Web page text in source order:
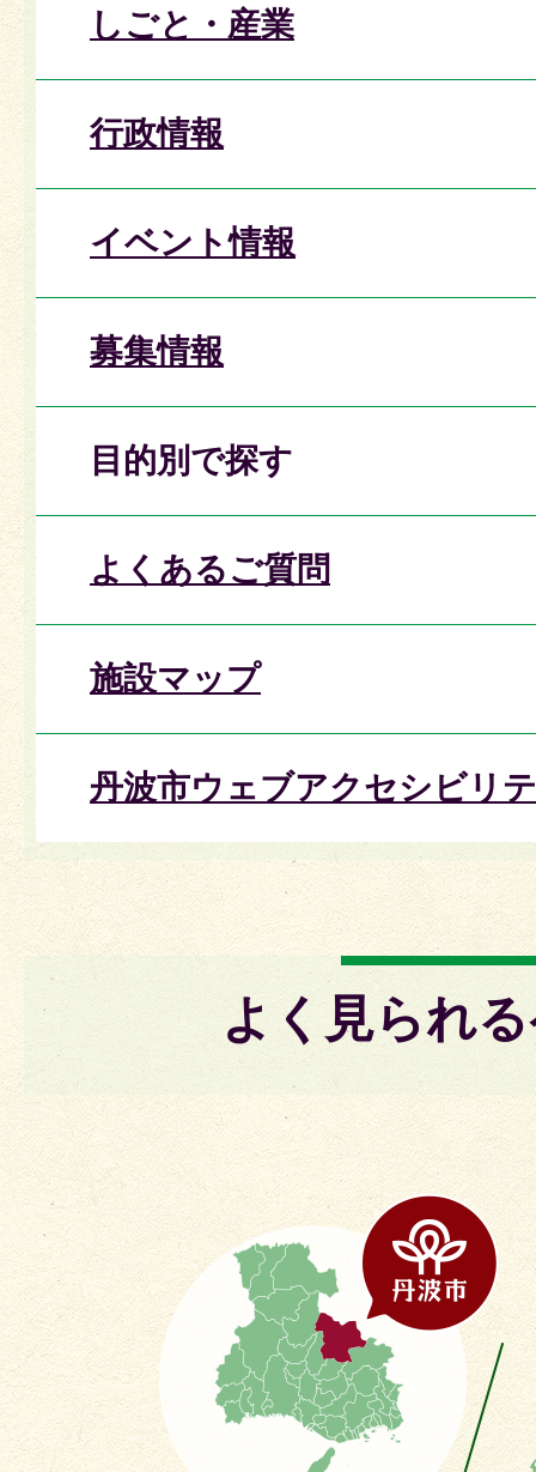
しごと・産業
行政情報
イベント情報
募集情報
目的別で探す
よくあるご質問
施設マップ
丹波市ウェブアクセシビリ
よく見られ